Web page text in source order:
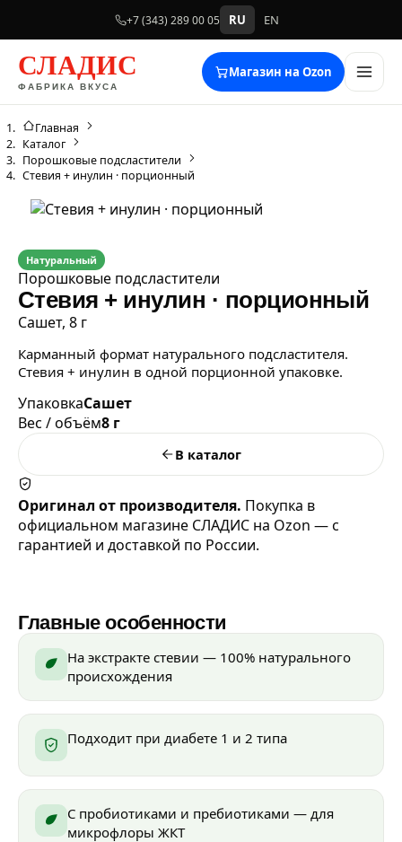
+7 (343) 289 00 05 RU EN
СЛАДИС
ФАБРИКА ВКУСА
Магазин на Ozon
Главная
Каталог
Порошковые подсластители
Стевия + инулин · порционный
Натуральный
Порошковые подсластители
Стевия + инулин · порционный
Сашет, 8 г
Карманный формат натурального подсластителя.
Стевия + инулин в одной порционной упаковке.
УпаковкаСашет
Вес / объём8 г
В каталог
Оригинал от производителя. Покупка в
официальном магазине СЛАДИС на Ozon — с
гарантией и доставкой по России.
Главные особенности
На экстракте стевии — 100% натурального
происхождения
Подходит при диабете 1 и 2 типа
С пробиотиками и пребиотиками — для
микрофлоры ЖКТ